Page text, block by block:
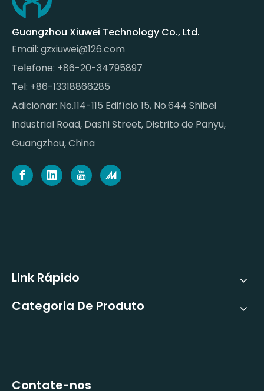
Guangzhou Xiuwei Technology Co., Ltd.
Email: gzxiuwei@126.com
Telefone: +86-20-34795897
Tel: +86-13318866285
Adicionar: No.114-115 Edifício 15, No.644 Shibei
Industrial Road, Dashi Street, Distrito de Panyu,
Guangzhou, China
Link Rápido
Categoria De Produto
Contate-nos